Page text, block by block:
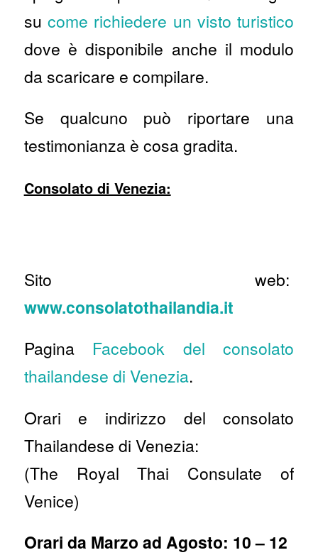
su come richiedere un visto turistico
dove è disponibile anche il modulo
da scaricare e compilare.
Se qualcuno può riportare una
testimonianza è cosa gradita.
Consolato di Venezia:
Sito web:
www.consolatothailandia.it
Pagina Facebook del consolato
thailandese di Venezia.
Orari e indirizzo del consolato
Thailandese di Venezia:
(The Royal Thai Consulate of
Venice)
Orari da Marzo ad Agosto: 10 – 12